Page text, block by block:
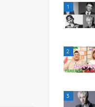
1
2
3